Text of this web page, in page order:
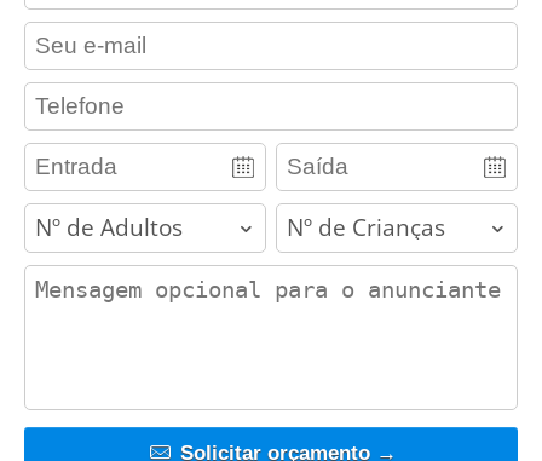
contact_email
contact_phone
adults children
contact_message
Solicitar orçamento →